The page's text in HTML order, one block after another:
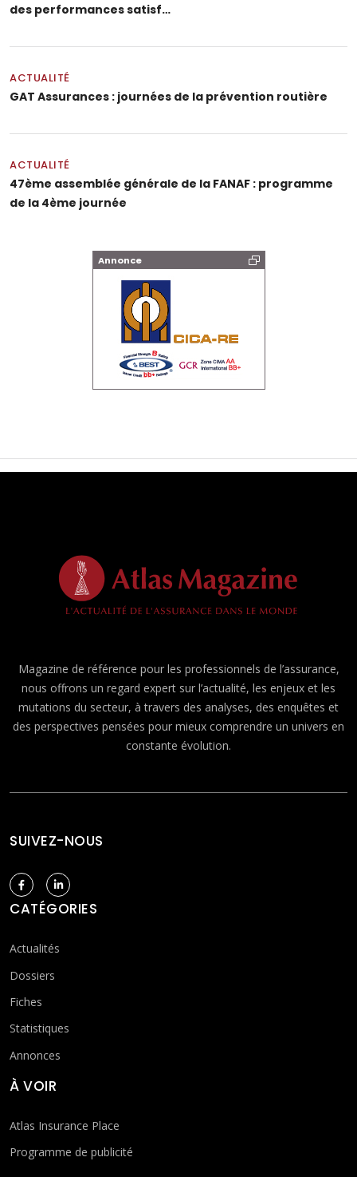
des performances satisf…
ACTUALITÉ
GAT Assurances : journées de la prévention routière
ACTUALITÉ
47ème assemblée générale de la FANAF : programme
de la 4ème journée
Annonce
Magazine de référence pour les professionnels de l’assurance,
nous offrons un regard expert sur l’actualité, les enjeux et les
mutations du secteur, à travers des analyses, des enquêtes et
des perspectives pensées pour mieux comprendre un univers en
constante évolution.
SUIVEZ-NOUS
CATÉGORIES
Actualités
Dossiers
Fiches
Statistiques
Annonces
À VOIR
Atlas Insurance Place
Programme de publicité